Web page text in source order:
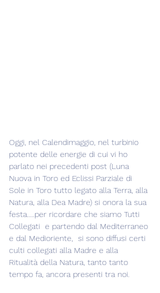
Oggi, nel Calendimaggio, nel turbinio
potente delle energie di cui vi ho
parlato nei precedenti post (Luna
Nuova in Toro ed Eclissi Parziale di
Sole in Toro tutto legato alla Terra, alla
Natura, alla Dea Madre) si onora la sua
festa.....per ricordare che siamo Tutti
Collegati  e partendo dal Mediterraneo
e dal Medioriente,  si sono diffusi certi
culti collegati alla Madre e alla
Ritualità della Natura, tanto tanto
tempo fa, ancora presenti tra noi.